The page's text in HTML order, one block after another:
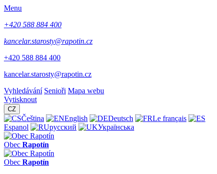
Menu
+420 588 884 400
kancelar.starosty@rapotin.cz
+420 588 884 400
kancelar.starosty@rapotin.cz
Vyhledávání Senioři Mapa webu
Vytisknout
CZ
Čeština English Deutsch
Le français
Espanol
русский Українська
Obec Rapotín
Obec Rapotín